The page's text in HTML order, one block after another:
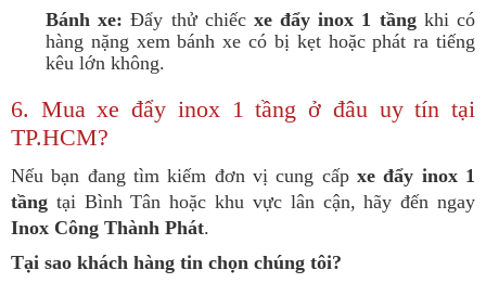
Bánh xe: Đẩy thử chiếc xe đẩy inox 1 tầngkhi có
hàng nặng xem bánh xe có bị kẹt hoặc phát ra tiếng
kêu lớn không.
6. Mua xe đẩy inox 1 tầng ở đâu uy tín tại
TP.HCM?
Nếu bạn đang tìm kiếm đơn vị cung cấp xe đẩy inox 1
tầng tại Bình Tân hoặc khu vực lân cận, hãy đến ngay
Inox Công Thành Phát.
Tại sao khách hàng tin chọn chúng tôi?